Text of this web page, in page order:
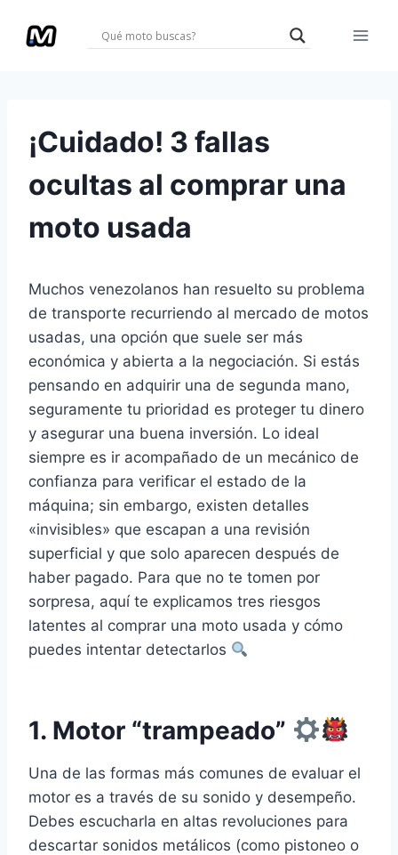
¡Cuidado! 3 fallas
ocultas al comprar una
moto usada
Muchos venezolanos han resuelto su problema
de transporte recurriendo al mercado de motos
usadas, una opción que suele ser más
económica y abierta a la negociación. Si estás
pensando en adquirir una de segunda mano,
seguramente tu prioridad es proteger tu dinero
y asegurar una buena inversión. Lo ideal
siempre es ir acompañado de un mecánico de
confianza para verificar el estado de la
máquina; sin embargo, existen detalles
«invisibles» que escapan a una revisión
superficial y que solo aparecen después de
haber pagado. Para que no te tomen por
sorpresa, aquí te explicamos tres riesgos
latentes al comprar una moto usada y cómo
puedes intentar detectarlos
1. Motor “trampeado”
Una de las formas más comunes de evaluar el
motor es a través de su sonido y desempeño.
Debes escucharla en altas revoluciones para
descartar sonidos metálicos (como pistoneo o